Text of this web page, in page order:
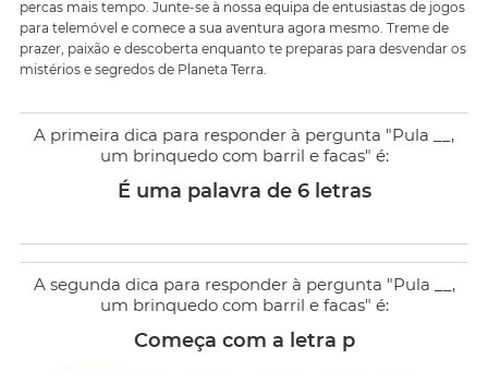
percas mais tempo. Junte-se à nossa equipa de entusiastas de jogos
para telemóvel e comece a sua aventura agora mesmo. Treme de
prazer, paixão e descoberta enquanto te preparas para desvendar os
mistérios e segredos de Planeta Terra.
A primeira dica para responder à pergunta "Pula __,
um brinquedo com barril e facas" é:
É uma palavra de 6 letras
A segunda dica para responder à pergunta "Pula __,
um brinquedo com barril e facas" é:
Começa com a letra p